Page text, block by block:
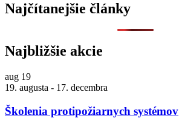
Najčítanejšie články
Najbližšie akcie
aug 19
19. augusta - 17. decembra
Školenia protipožiarnych systémov